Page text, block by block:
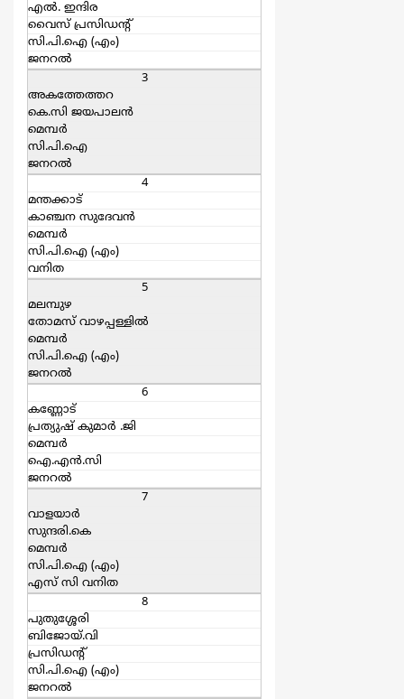
എല്‍. ഇന്ദിര
വൈസ് പ്രസിഡന്റ്‌
സി.പി.ഐ (എം)
ജനറല്‍
3
അകത്തേത്തറ
കെ.സി ജയപാലന്‍
മെമ്പര്‍
സി.പി.ഐ
ജനറല്‍
4
മന്തക്കാട്
കാഞ്ചന സുദേവന്‍
മെമ്പര്‍
സി.പി.ഐ (എം)
വനിത
5
മലമ്പുഴ
തോമസ് വാഴപ്പള്ളില്‍
മെമ്പര്‍
സി.പി.ഐ (എം)
ജനറല്‍
6
കണ്ണോട്
പ്രത്യുഷ് കുമാര്‍ .ജി
മെമ്പര്‍
ഐ.എന്‍.സി
ജനറല്‍
7
വാളയാര്‍
സുന്ദരി.കെ
മെമ്പര്‍
സി.പി.ഐ (എം)
എസ്‌ സി വനിത
8
പുതുശ്ശേരി
ബിജോയ്.വി
പ്രസിഡന്റ്
സി.പി.ഐ (എം)
ജനറല്‍